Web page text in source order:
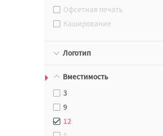
Офсетная печать
Каширование
Логотип
Вместимость
3
9
12